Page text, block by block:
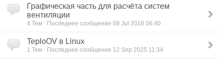
Графическая часть для расчёта систем
вентиляции
4 Тем · Последнее сообщение 08 Jul 2016 06:40
TeploOV в Linux
1 Тем · Последнее сообщение 12 Sep 2025 11:34